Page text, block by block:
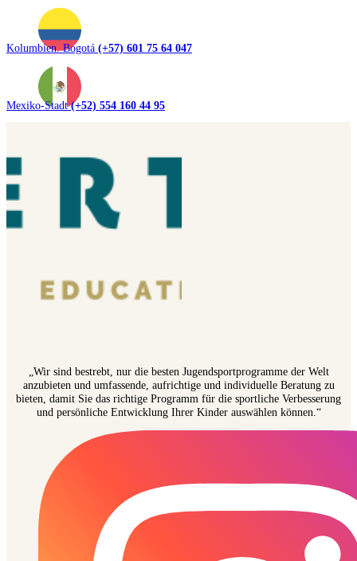
Kolumbien. Bogotá (+57) 601 75 64 047
Mexiko-Stadt(+52) 554 160 44 95
„Wir sind bestrebt, nur die besten Jugendsportprogramme der Welt
anzubieten und umfassende, aufrichtige und individuelle Beratung zu
bieten, damit Sie das richtige Programm für die sportliche Verbesserung
und persönliche Entwicklung Ihrer Kinder auswählen können.“